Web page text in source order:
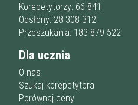
Przygotowania do studiów
Studia
online
korepetytora
korepetytora
Staż korepetytora
Korepetytorzy: 66 841
Odsłony: 28 308 312
Przeszukania: 183 879 522
Dla ucznia
O nas
Szukaj korepetytora
Porównaj ceny